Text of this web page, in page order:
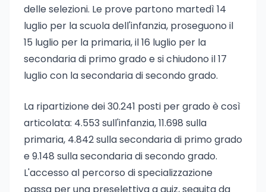
delle selezioni. Le prove partono martedì 14
luglio per la scuola dell'infanzia, proseguono il
15 luglio per la primaria, il 16 luglio per la
secondaria di primo grado e si chiudono il 17
luglio con la secondaria di secondo grado.
La ripartizione dei 30.241 posti per grado è così
articolata: 4.553 sull'infanzia, 11.698 sulla
primaria, 4.842 sulla secondaria di primo grado
e 9.148 sulla secondaria di secondo grado.
L'accesso al percorso di specializzazione